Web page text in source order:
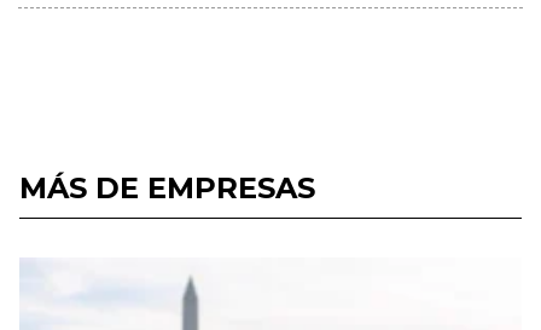
MÁS DE EMPRESAS